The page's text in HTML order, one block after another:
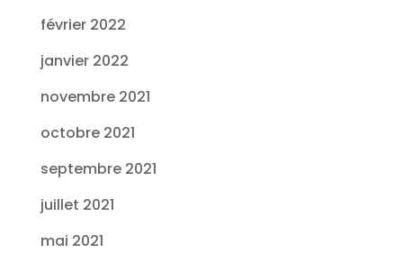
février 2022
janvier 2022
novembre 2021
octobre 2021
septembre 2021
juillet 2021
mai 2021